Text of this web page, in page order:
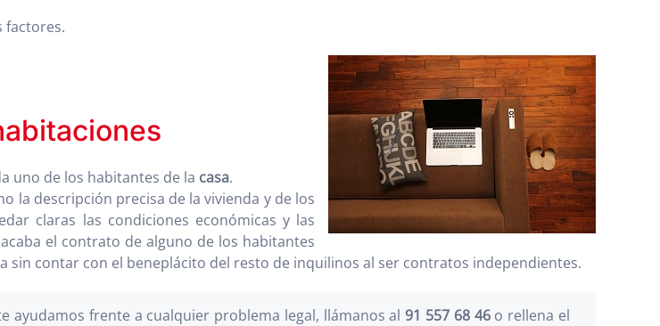
factores.
uno de los habitantes de la casa.
la descripción precisa de la vivienda y de los
claras las condiciones económicas y las
el contrato de alguno de los habitantes
sin contar con el beneplácito del resto de inquilinos al ser contratos independientes.
ayudamos frente a cualquier problema legal, llámanos al 91 557 68 46o rellena el